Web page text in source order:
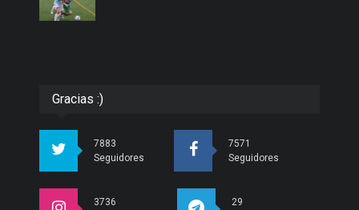
Gracias :)
7883
Seguidores
7571
Seguidores
3736
29